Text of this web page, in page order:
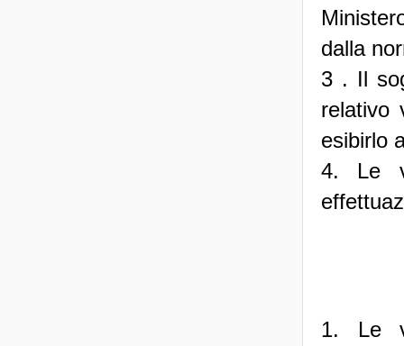
dalla
3 . Il
relativo
esibirlo
4. Le
1. Le